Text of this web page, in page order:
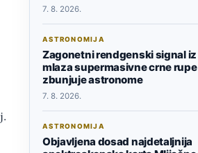
7. 8. 2026.
ASTRONOMIJA
Zagonetni rendgenski signal iz
mlaza supermasivne crne rupe
zbunjuje astronome
7. 8. 2026.
ASTRONOMIJA
Objavljena dosad najdetaljnija